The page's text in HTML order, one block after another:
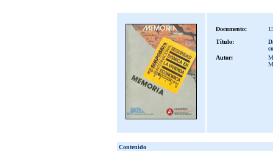
Documento:
Título:
Autor:
Contenido